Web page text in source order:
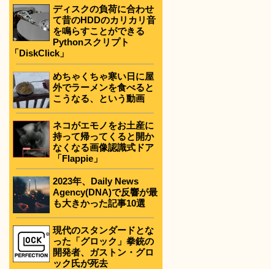
ディスクの負荷に合わせ
て昔のHDDのカリカリ音
を鳴らすことができる
Pythonスクリプト
「DiskClick」
めちゃくちゃ寒い日に屋
外でラーメンを食べると
こうなる、という動画
ネコがエモノをお土産に
持って帰ってくると開か
なくなる画像認識式ドア
「Flappie」
2023年、Daily News
Agency(DNA)で反響が最
も大きかった記事10選
現代のスタンダードとな
った「グロック」拳銃の
開発者、ガストン・グロ
ック氏が死去